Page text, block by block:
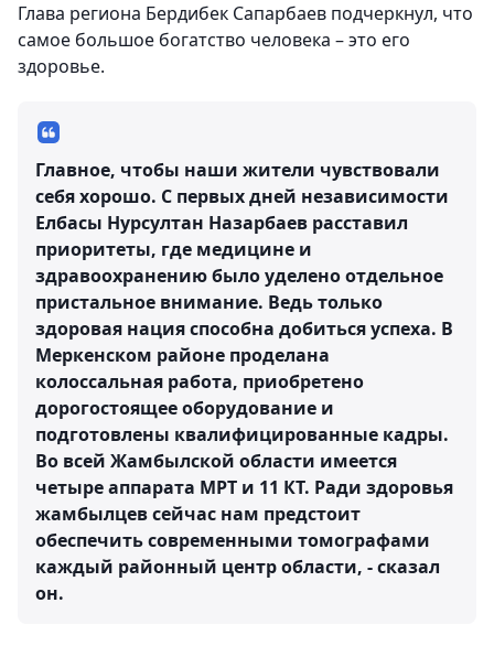
Глава региона Бердибек Сапарбаев подчеркнул, что
самое большое богатство человека – это его
здоровье.
Главное, чтобы наши жители чувствовали
себя хорошо. С первых дней независимости
Елбасы Нурсултан Назарбаев расставил
приоритеты, где медицине и
здравоохранению было уделено отдельное
пристальное внимание. Ведь только
здоровая нация способна добиться успеха. В
Меркенском районе проделана
колоссальная работа, приобретено
дорогостоящее оборудование и
подготовлены квалифицированные кадры.
Во всей Жамбылской области имеется
четыре аппарата МРТ и 11 КТ. Ради здоровья
жамбылцев сейчас нам предстоит
обеспечить современными томографами
каждый районный центр области, - сказал
он.